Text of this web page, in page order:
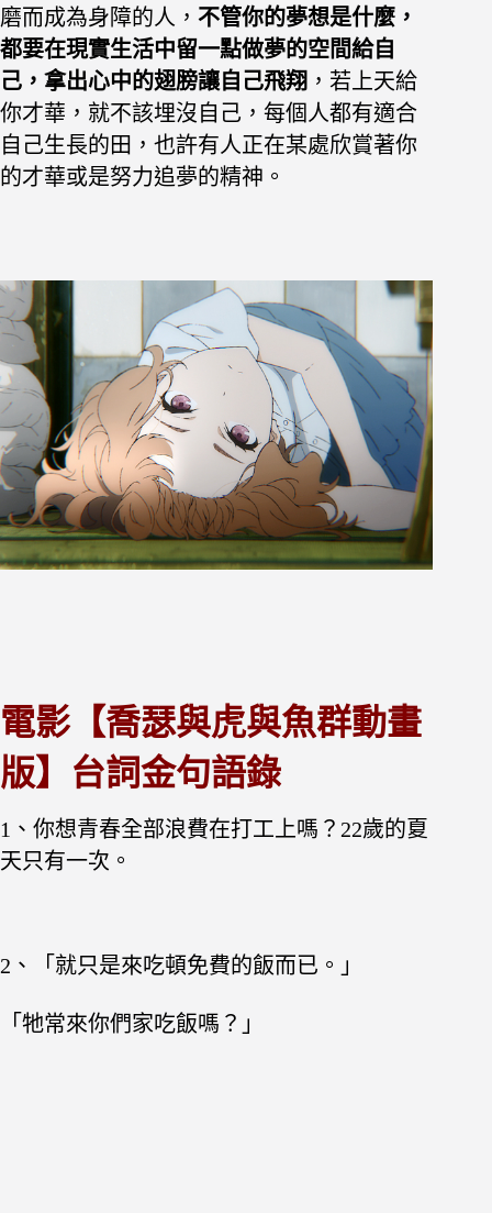
磨而成為身障的人， 不管你的夢想是什麼，
都要在現實生活中留一點做夢的空間給自
己，拿出心中的翅膀讓自己飛翔 ，若上天給
你才華，就不該埋沒自己，每個人都有適合
自己生長的田，也許有人正在某處欣賞著你
的才華或是努力追夢的精神。
電影【喬瑟與虎與魚群動畫
版】台詞金句語錄
1、你想青春全部浪費在打工上嗎？22歲的夏
天只有一次。
2、「就只是來吃頓免費的飯而已。」
「牠常來你們家吃飯嗎？」